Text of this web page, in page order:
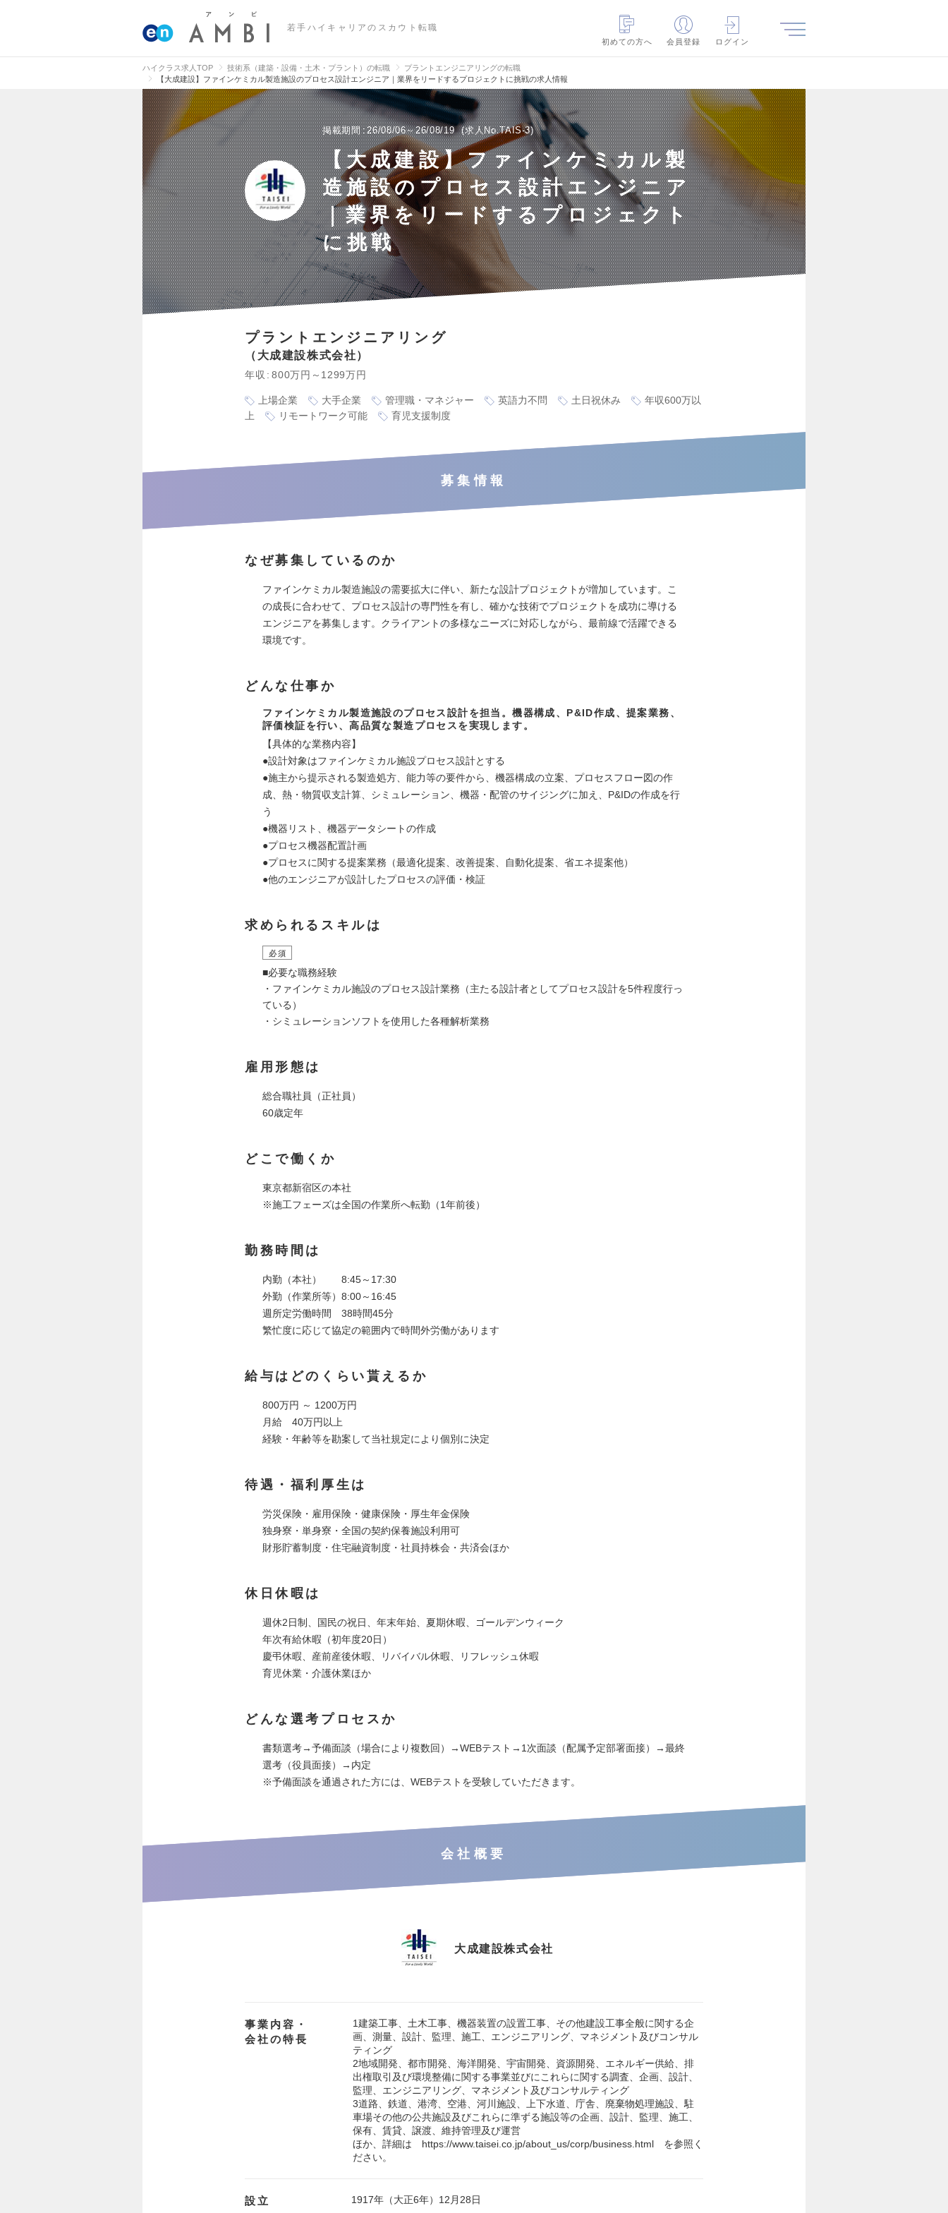
若手ハイキャリアのスカウト転職
初めての方へ
会員登録 ログイン
ハイクラス求人TOP 技術系（建築・設備・土木・プラント）の転職
プラントエンジニアリングの転職
【大成建設】ファインケミカル製造施設のプロセス設計エンジニア｜業界をリードするプロジェクトに挑戦の求人情報
掲載期間 26/08/06～26/08/19 求人No.TAIS-3
【大成建設】ファインケミカル製
造施設のプロセス設計エンジニア
｜業界をリードするプロジェクト
に挑戦
プラントエンジニアリング
大成建設株式会社
年収 800万円～1299万円
上場企業 大手企業 管理職・マネジャー 英語力不問 土日祝休み
年収600万以
上
リモートワーク可能 育児支援制度
募集情報
なぜ募集しているのか
ファインケミカル製造施設の需要拡大に伴い、新たな設計プロジェクトが増加しています。こ
の成長に合わせて、プロセス設計の専門性を有し、確かな技術でプロジェクトを成功に導ける
エンジニアを募集します。クライアントの多様なニーズに対応しながら、最前線で活躍できる
環境です。
どんな仕事か
ファインケミカル製造施設のプロセス設計を担当。機器構成、P&ID作成、提案業務、
評価検証を行い、高品質な製造プロセスを実現します。
【具体的な業務内容】
●設計対象はファインケミカル施設プロセス設計とする
●施主から提示される製造処方、能力等の要件から、機器構成の立案、プロセスフロー図の作
成、熱・物質収支計算、シミュレーション、機器・配管のサイジングに加え、P&IDの作成を行
う
●機器リスト、機器データシートの作成
●プロセス機器配置計画
●プロセスに関する提案業務（最適化提案、改善提案、自動化提案、省エネ提案他）
●他のエンジニアが設計したプロセスの評価・検証
求められるスキルは
必須
■必要な職務経験
・ファインケミカル施設のプロセス設計業務（主たる設計者としてプロセス設計を5件程度行っ
ている）
・シミュレーションソフトを使用した各種解析業務
雇用形態は
総合職社員（正社員）
60歳定年
どこで働くか
東京都新宿区の本社
※施工フェーズは全国の作業所へ転勤（1年前後）
勤務時間は
内勤（本社） 8:45～17:30
外勤（作業所等）8:00～16:45
週所定労働時間 38時間45分
繁忙度に応じて協定の範囲内で時間外労働があります
給与はどのくらい貰えるか
800万円 ～ 1200万円
月給 40万円以上
経験・年齢等を勘案して当社規定により個別に決定
待遇・福利厚生は
労災保険・雇用保険・健康保険・厚生年金保険
独身寮・単身寮・全国の契約保養施設利用可
財形貯蓄制度・住宅融資制度・社員持株会・共済会ほか
休日休暇は
週休2日制、国民の祝日、年末年始、夏期休暇、ゴールデンウィーク
年次有給休暇（初年度20日）
慶弔休暇、産前産後休暇、リバイバル休暇、リフレッシュ休暇
育児休業・介護休業ほか
どんな選考プロセスか
書類選考→予備面談（場合により複数回）→WEBテスト→1次面談（配属予定部署面接）→最終
選考（役員面接）→内定
※予備面談を通過された方には、WEBテストを受験していただきます。
会社概要
大成建設株式会社
事業内容・
会社の特長
1建築工事、土木工事、機器装置の設置工事、その他建設工事全般に関する企
画、測量、設計、監理、施工、エンジニアリング、マネジメント及びコンサル
ティング
2地域開発、都市開発、海洋開発、宇宙開発、資源開発、エネルギー供給、排
出権取引及び環境整備に関する事業並びにこれらに関する調査、企画、設計、
監理、エンジニアリング、マネジメント及びコンサルティング
3道路、鉄道、港湾、空港、河川施設、上下水道、庁舎、廃棄物処理施設、駐
車場その他の公共施設及びこれらに準ずる施設等の企画、設計、監理、施工、
保有、賃貸、譲渡、維持管理及び運営
ほか、詳細は https://www.taisei.co.jp/about_us/corp/business.html を参照く
ださい。
設立 1917年（大正6年）12月28日